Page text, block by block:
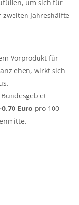
um sich für
Jahreshälfte
Vorprodukt für
wirkt sich
Euro pro 100